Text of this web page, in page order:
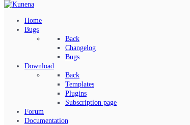
Home
Bugs
Back
Changelog
Bugs
Download
Back
Templates
Plugins
Subscription page
Forum
Documentation